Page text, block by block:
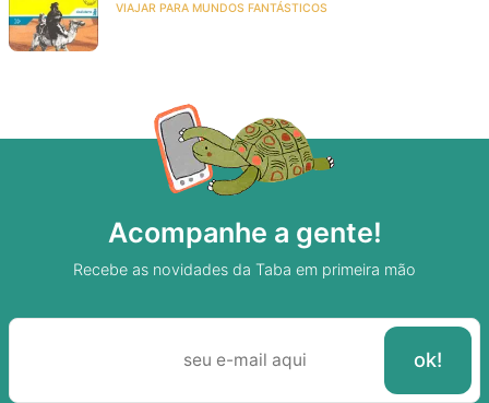
VIAJAR PARA MUNDOS FANTÁSTICOS
Acompanhe a gente!
Recebe as novidades da Taba em primeira mão